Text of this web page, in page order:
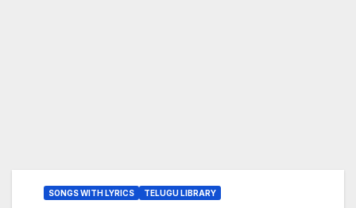
SONGS WITH LYRICS TELUGU LIBRARY